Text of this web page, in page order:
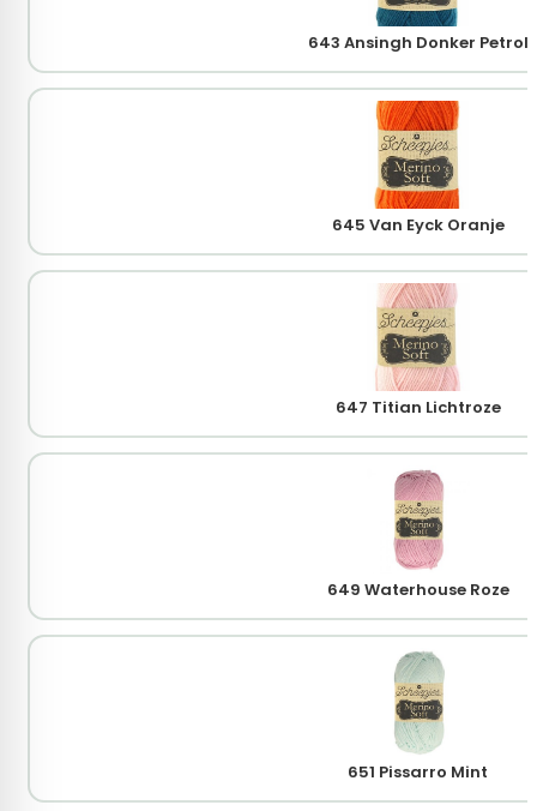
643 Ansingh Donker Petrol
645 Van Eyck Oranje
647 Titian Lichtroze
649 Waterhouse Roze
651 Pissarro Mint